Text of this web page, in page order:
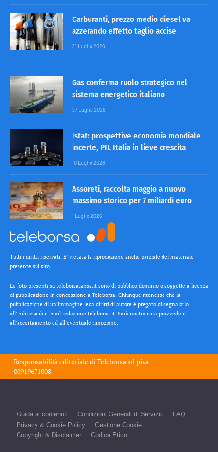
Carburanti, prezzo medio diesel va
azzerando effetto taglio accise
31 Luglio 2026
Gas conferma ruolo strategico nel
sistema energetico italiano
27 Luglio 2026
Istat: prospettive economia mondiale
incerte, PIL Italia in lieve crescita
10 Luglio 2026
Assoreti, raccolta maggio a nuovo
massimo storico per 7 miliardi euro
1 Luglio 2026
Tutti i diritti riservati. E’ vietata la riproduzione anche parziale del materiale
presente sul sito.
Le foto presenti su teleborsa.ansa.it sono di pubblico dominio o soggette a licenza
di pubblicazione in concessione a Teleborsa. Chiunque ritenesse che la
pubblicazione di un’immagine leda diritti di autore è pregato di segnalarlo
all’indirizzo di e-mail redazione teleborsa.it. Sarà nostra cura provvedere
all’accertamento ed all’eventuale rimozione.
Responsabilità editoriale diTeleborsa srlpiva
00919671008
Guida ai contenuti Condizioni Generali di Servizio
FAQ
Privacy & Cookie Policy
Gestione Cookie
Copyright & Disclaimer
Codice Etico